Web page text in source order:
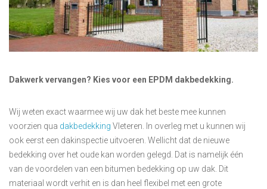
Dakwerk vervangen? Kies voor een EPDM dakbedekking.
Wij weten exact waarmee wij uw dak het beste mee kunnen
voorzien qua dakbedekking Vleteren. In overleg met u kunnen wij
ook eerst een dakinspectie uitvoeren. Wellicht dat de nieuwe
bedekking over het oude kan worden gelegd. Dat is namelijk één
van de voordelen van een bitumen bedekking op uw dak. Dit
materiaal wordt verhit en is dan heel flexibel met een grote